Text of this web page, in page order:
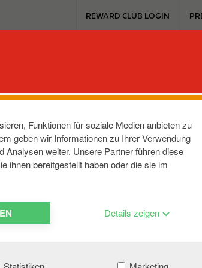
Funktionen für soziale Medien anbieten zu
geben wir Informationen zu Ihrer Verwendung
Analysen weiter. Unsere Partner führen diese
ihnen bereitgestellt haben oder die sie im
Details zeigen
u
REWARD CLUB LOGIN